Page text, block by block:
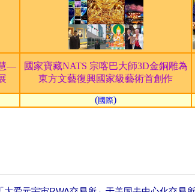
—
國家寶藏NATS 宗喀巴大師3D金銅雕為
東方文藝復興國家級藝術首創作
(國際)